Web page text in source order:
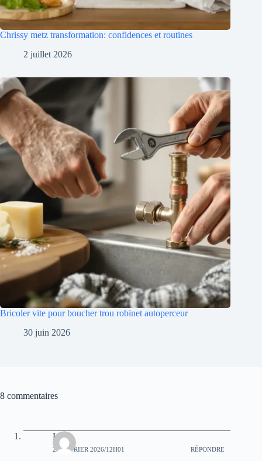
Chrissy metz transformation: confidences et routines
2 juillet 2026
Bricoler vite pour boucher trou robinet autoperceur
30 juin 2026
8 commentaires
Letan
24 FÉVRIER 2026/12H01 RÉPONDRE